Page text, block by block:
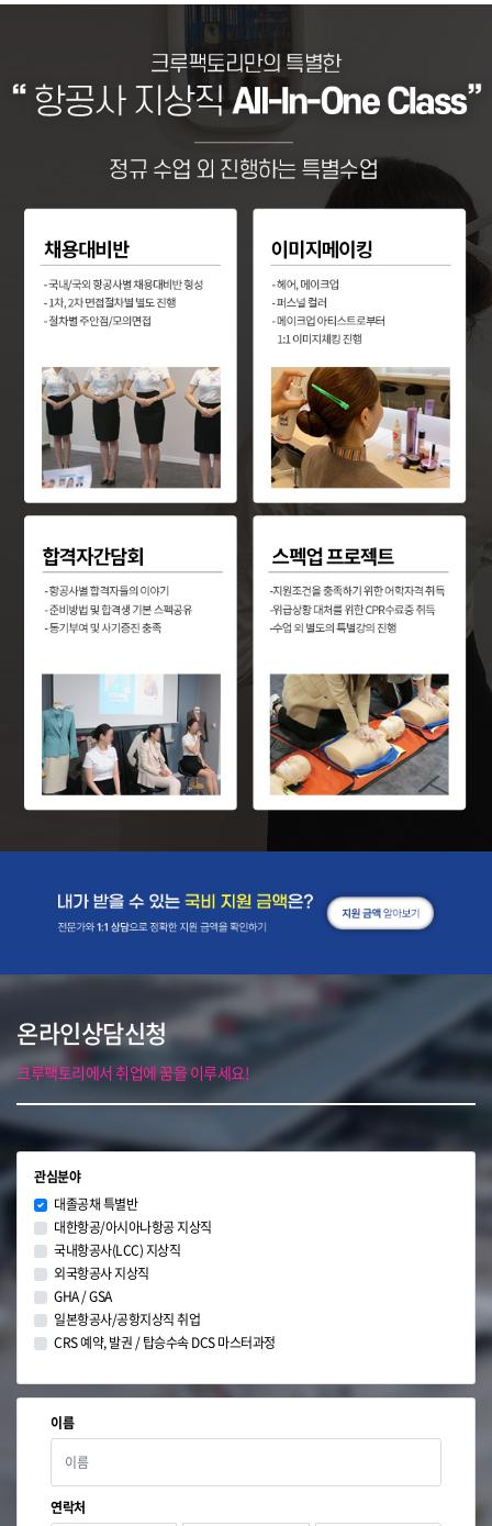
온라인상담신청
크루팩토리에서 취업에 꿈을 이루세요!
관심분야
대졸공채 특별반
대한항공/아시아나항공 지상직
국내항공사(LCC) 지상직
외국항공사 지상직
GHA / GSA
일본항공사/공항지상직 취업
CRS 예약, 발권 / 탑승수속 DCS 마스터과정
이름
연락처